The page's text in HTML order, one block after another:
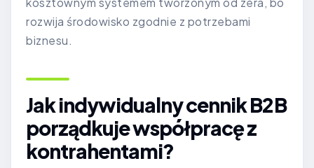
rozwija środowisko zgodnie z potrzebami
biznesu.
Jak indywidualny cennik B2B
porządkuje współpracę z
kontrahentami?